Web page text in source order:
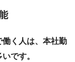
く人は、本社勤
です。